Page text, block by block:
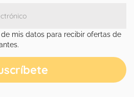
mis datos para recibir ofertas de